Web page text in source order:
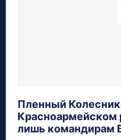
Пленный
Красноармейском
лишь командирам